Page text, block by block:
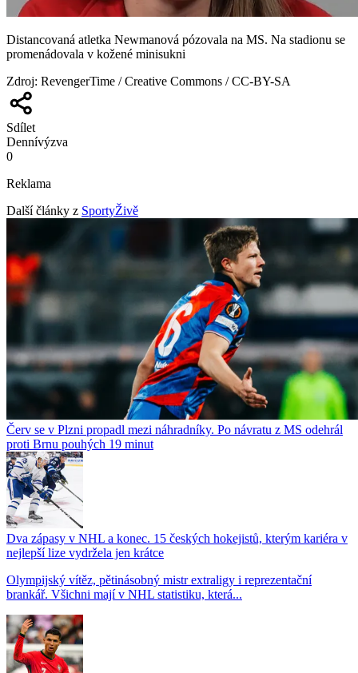
Distancovaná atletka Newmanová pózovala na MS. Na stadionu se
promenádovala v kožené minisukni
Zdroj: RevengerTime / Creative Commons / CC-BY-SA
Sdílet
Dennívýzva
0
Reklama
Další články z SportyŽivě
Červ se v Plzni propadl mezi náhradníky. Po návratu z MS odehrál
proti Brnu pouhých 19 minut
Dva zápasy v NHL a konec. 15 českých hokejistů, kterým kariéra v
nejlepší lize vydržela jen krátce
Olympijský vítěz, pětinásobný mistr extraligy i reprezentační
brankář. Všichni mají v NHL statistiku, která...